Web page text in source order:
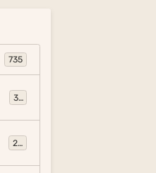
735
317
281